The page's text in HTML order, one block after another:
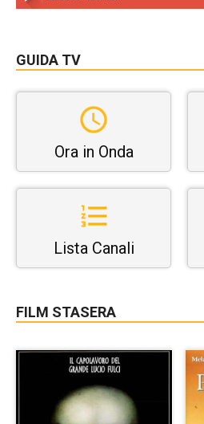
GUIDA TV
Ora in Onda
Lista Canali
FILM STASERA